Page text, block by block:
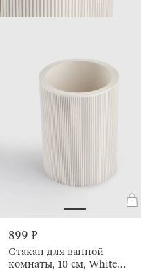
899 ₽
Стакан для ванной
комнаты, 10 см, White